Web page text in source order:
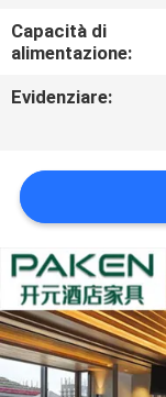
MAPPA
SITO
PRIVACY
POLICY
Capacità di
alimentazione:
Evidenziare: